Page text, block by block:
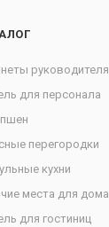
руководителя
для персонала
перегородки
кухни
места для дома
для гостиниц